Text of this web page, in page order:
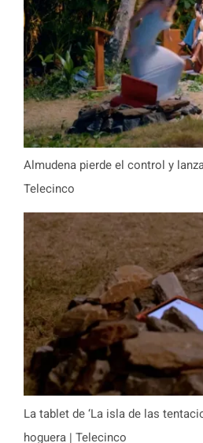
Almudena pierde el control y
Telecinco
La tablet de ‘La isla de las
hoguera | Telecinco